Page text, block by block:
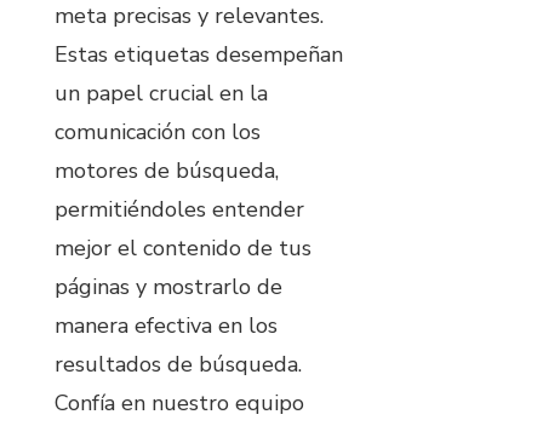
meta precisas y relevantes.
Estas etiquetas desempeñan
un papel crucial en la
comunicación con los
motores de búsqueda,
permitiéndoles entender
mejor el contenido de tus
páginas y mostrarlo de
manera efectiva en los
resultados de búsqueda.
Confía en nuestro equipo